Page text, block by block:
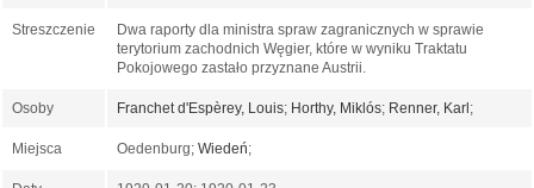
Streszczenie
Dwa raporty dla ministra spraw zagranicznych w sprawie
terytorium zachodnich Węgier, które w wyniku Traktatu
Pokojowego zastało przyznane Austrii.
Osoby Franchet d'Espèrey, Louis; Horthy, Miklós; Renner, Karl ;
Miejsca Oedenburg; Wiedeń;